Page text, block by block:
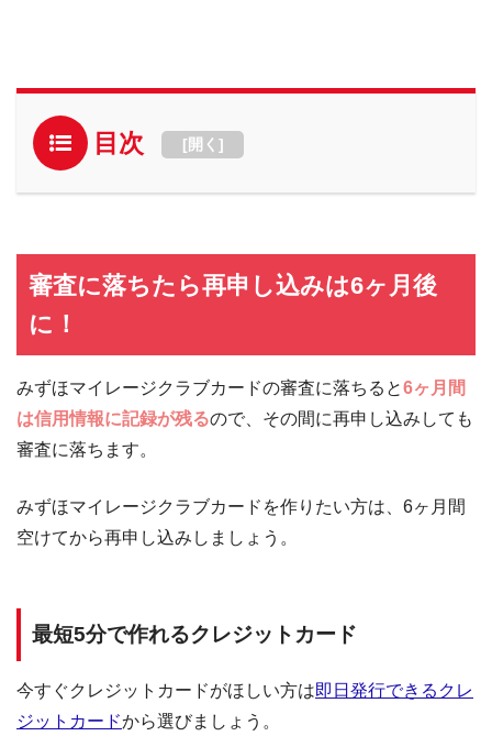
目次 [開く ]
審査に落ちたら再申し込みは6ヶ月後
に！
みずほマイレージクラブカードの審査に落ちると6ヶ月間
は信用情報に記録が残るので、その間に再申し込みしても
審査に落ちます。
みずほマイレージクラブカードを作りたい方は、6ヶ月間
空けてから再申し込みしましょう。
最短5分で作れるクレジットカード
今すぐクレジットカードがほしい方は即日発行できるクレ
ジットカードから選びましょう。